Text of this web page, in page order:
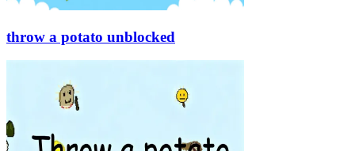
throw a potato unblocked